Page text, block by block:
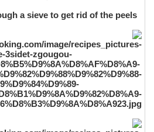
a sieve to get rid of the peels